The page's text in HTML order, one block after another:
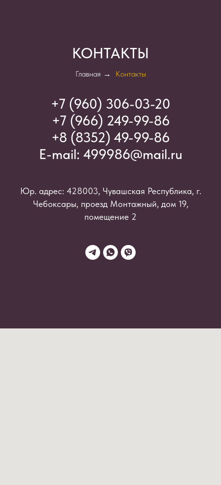
КОНТАКТЫ
Главная → Контакты
+7 (960) 306-03-20
+7 (966) 249-99-86
+8 (8352) 49-99-86
E-mail: 499986@mail.ru
Юр. адрес: 428003, Чувашская Республика, г.
Чебоксары, проезд Монтажный, дом 19,
помещение 2